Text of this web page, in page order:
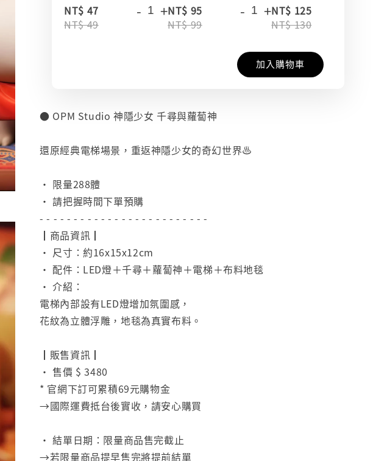
NT$ 47
NT$ 49
- +NT$ 95
NT$ 99
- +NT$ 125
NT$ 130
加入購物車
● OPM Studio 神隱少女 千尋與蘿蔔神
還原經典電梯場景，重返神隱少女的奇幻世界♨️
• 限量288體
• 請把握時間下單預購
- - - - - - - - - - - - - - - - - - - - - - - - -
┃商品資訊┃
• 尺寸：約16x15x12cm
• 配件：LED燈＋千尋＋蘿蔔神＋電梯＋布料地毯
• 介紹：
電梯內部設有LED燈增加氛圍感，
花紋為立體浮雕，地毯為真實布料。
┃販售資訊┃
• 售價 $ 3480
* 官網下訂可累積69元購物金
→國際運費抵台後實收，請安心購買
• 結單日期：限量商品售完截止
→若限量商品提早售完將提前結單